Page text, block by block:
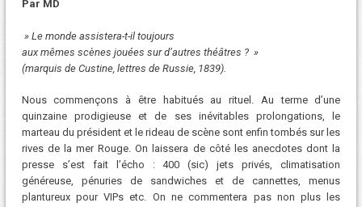
Par MD
» Le monde assistera-t-il toujours
aux mêmes scènes jouées sur d’autres théâtres ? »
(marquis de Custine, lettres de Russie, 1839).
Nous commençons à être habitués au rituel. Au terme d’une
quinzaine prodigieuse et de ses inévitables prolongations, le
marteau du président et le rideau de scène sont enfin tombés sur les
rives de la mer Rouge. On laissera de côté les anecdotes dont la
presse s’est fait l’écho : 400 (sic) jets privés, climatisation
généreuse, pénuries de sandwiches et de cannettes, menus
plantureux pour VIPs etc. On ne commentera pas non plus les